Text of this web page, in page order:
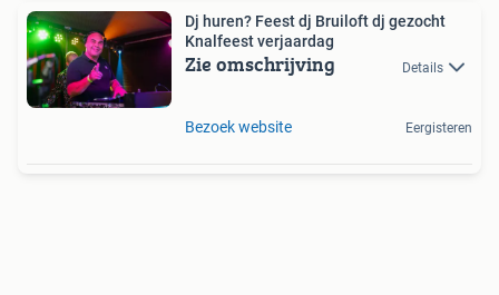
Dj huren? Feest dj Bruiloft dj gezocht
Knalfeest verjaardag
Zie omschrijving Details
Bezoek website Eergisteren